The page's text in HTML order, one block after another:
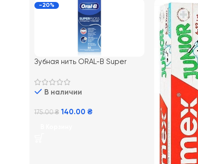
-20%
Зубная нить ORAL-B Super
В наличии
175.00₴ 140.00 ₴